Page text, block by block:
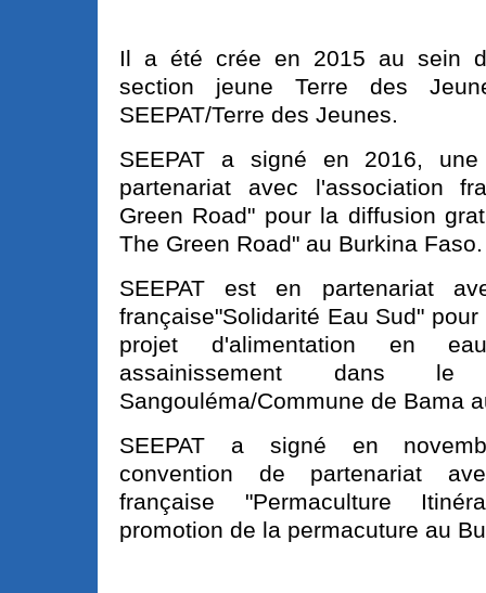
Il a été crée en 2015 au sein
section jeune Terre des
SEEPAT/Terre des Jeunes.
SEEPAT a signé en 2016,
partenariat avec l'association
Green Road" pour la diffusion
The Green Road" au Burkina Faso.
SEEPAT est en partenariat
française"Solidarité Eau Sud"
projet d'alimentation en
assainissement dans
Sangouléma/Commune de Bama
SEEPAT a signé en
convention de partenariat
française "Permaculture
promotion de la permacuture au